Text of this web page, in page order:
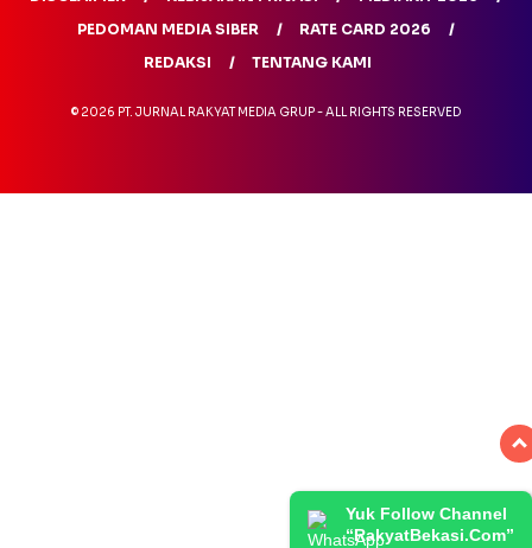
Yuk Follow Channel
“RakyatBekasi.Com”
PEDOMAN MEDIA SIBER
RATE CARD 2026
REDAKSI
TENTANG KAMI
© 2026 PT. JURNAL RAKYAT MEDIA GRUP - ALL RIGHTS RESERVED